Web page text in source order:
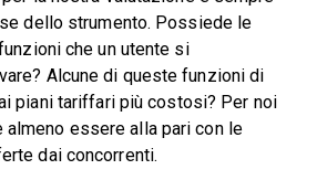
dello strumento. Possiede le
che un utente si
Alcune di queste funzioni di
piani tariffari più costosi? Per noi
almeno essere alla pari con le
dai concorrenti.